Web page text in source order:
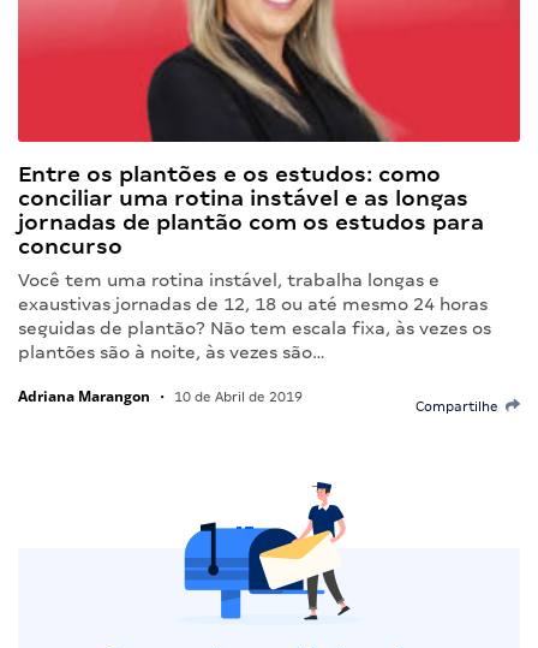
Entre os plantões e os estudos: como
conciliar uma rotina instável e as longas
jornadas de plantão com os estudos para
concurso
Você tem uma rotina instável, trabalha longas e
exaustivas jornadas de 12, 18 ou até mesmo 24 horas
seguidas de plantão? Não tem escala fixa, às vezes os
plantões são à noite, às vezes são…
Adriana Marangon • 10 de Abril de 2019
Compartilhe